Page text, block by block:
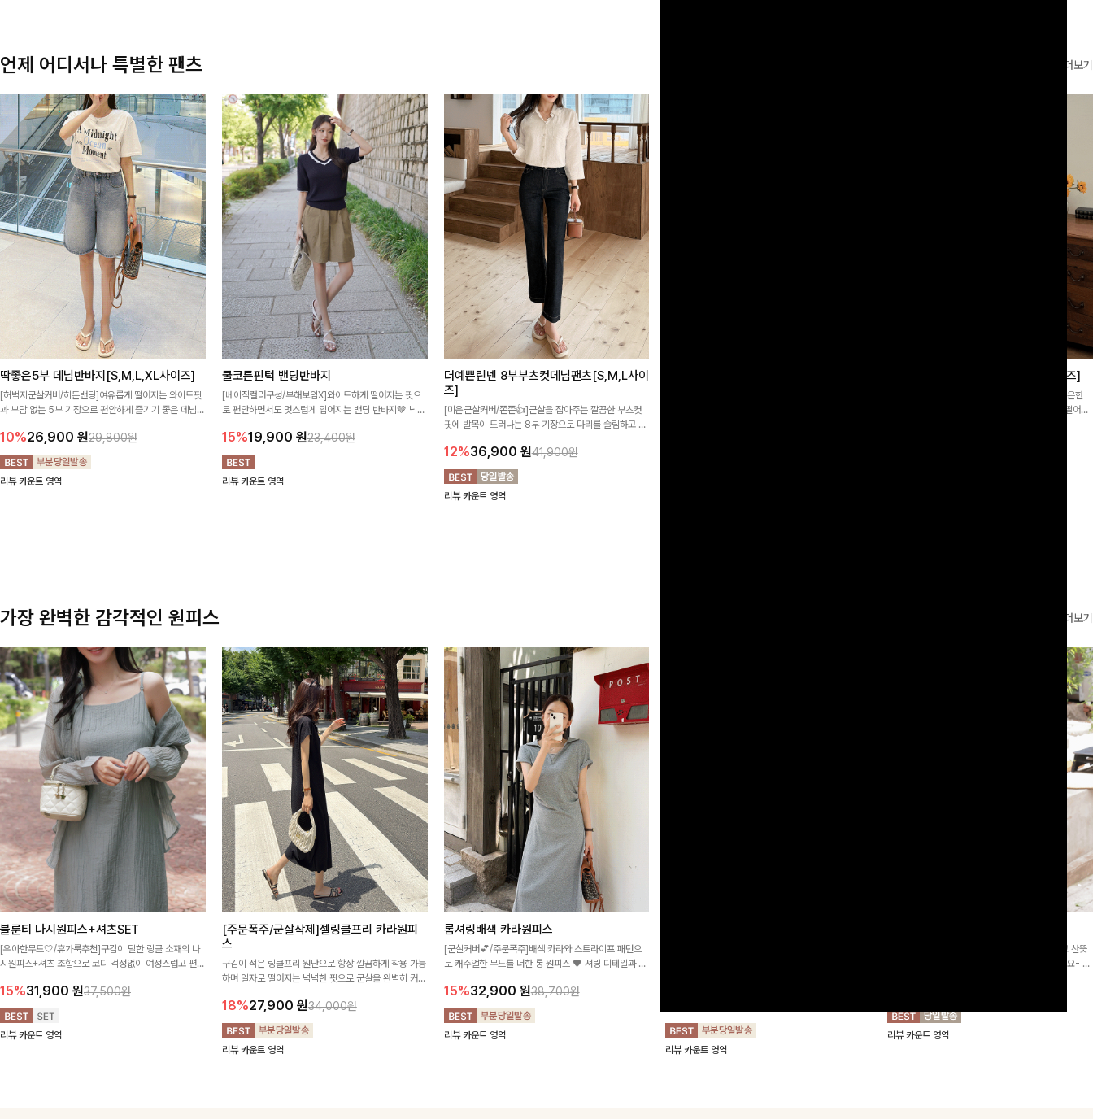
언제 어디서나 특별한 팬츠 더보기
딱좋은5부 데님반바지[S,M,L,XL사이즈]
[허벅지군살커버/히든밴딩]여유롭게 떨어지는 와이드핏
과 부담 없는 5부 기장으로 편안하게 즐기기 좋은 데님
디한 무드로 연출
10%26,900 원29,800원
리뷰 카운트 영역
쿨코튼핀턱 밴딩반바지
[베이직컬러구성/부해보임X]와이드하게 떨어지는 핏으
로 편안하면서도 멋스럽게 입어지는 밴딩 반바지🤎 넉넉
높게 즐겨지는 아이템!
15%19,900 원23,400원
리뷰 카운트 영역
더예쁜린넨 8부부츠컷데님팬츠[S,M,L사이
즈]
[미운군살커버/쫀쫀👍]군살을 잡아주는 깔끔한 부츠컷
핏에 발목이 드러나는 8부 기장으로 다리를 슬림하고 길
요~!
12%36,900 원41,900원
리뷰 카운트 영역
쿨링버튼 8부와이드팬츠[FREE,L사이즈]
[바스락소재💙/8부기장]사이드 버튼 디테일이 은은한
포인트가 되어주는 와이드 팬츠입니다. 여유롭게 떨어지
가장 완벽한 감각적인 원피스 더보기
블룬티 나시원피스+셔츠SET
[우아한무드🤍/휴가룩추천]구김이 덜한 링클 소재의 나
시원피스+셔츠 조합으로 코디 걱정없이 여성스럽고 편안
15%31,900 원37,500원
리뷰 카운트 영역
[주문폭주/군살삭제]젤링클프리 카라원피
스
구김이 적은 링클프리 원단으로 항상 깔끔하게 착용 가능
하며 일자로 떨어지는 넉넉한 핏으로 군살을 완벽히 커버
18%27,900 원34,000원
리뷰 카운트 영역
롬셔링배색 카라원피스
[군살커버💕/주문폭주]배색 카라와 스트라이프 패턴으
로 캐주얼한 무드를 더한 롱 원피스 🖤 셔링 디테일과 쫀
15%32,900 원38,700원
리뷰 카운트 영역
리뷰 카운트 영역
[청순무드/체형커버]꾸안꾸 무드의 정석🤍 가볍고 산뜻
한 착용감으로 여름 내내 손이 자주 가는 원피스예요- 은
리뷰 카운트 영역